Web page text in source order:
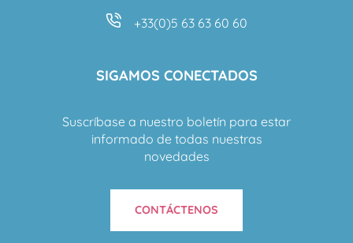
+33(0)5 63 63 60 60
SIGAMOS CONECTADOS
Suscríbase a nuestro boletín para estar
informado de todas nuestras
novedades
CONTÁCTENOS